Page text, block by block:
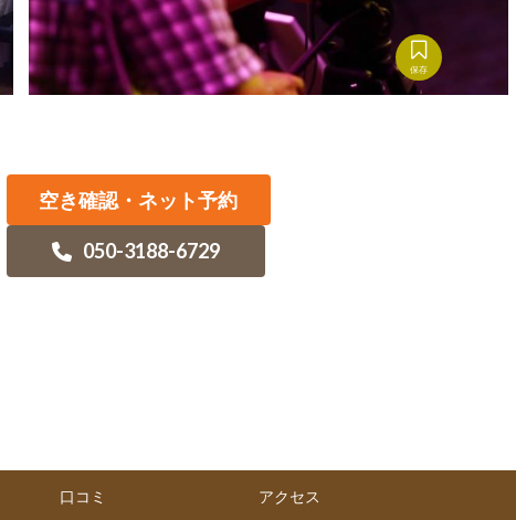
保存
空き確認・ネット予約
050-3188-6729
口コミ アクセス